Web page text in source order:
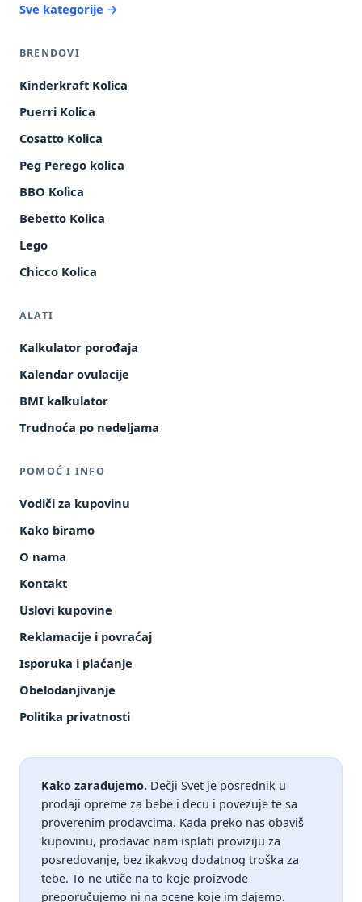
Sve kategorije →
BRENDOVI
Kinderkraft Kolica
Puerri Kolica
Cosatto Kolica
Peg Perego kolica
BBO Kolica
Bebetto Kolica
Lego
Chicco Kolica
ALATI
Kalkulator porođaja
Kalendar ovulacije
BMI kalkulator
Trudnoća po nedeljama
POMOĆ I INFO
Vodiči za kupovinu
Kako biramo
O nama
Kontakt
Uslovi kupovine
Reklamacije i povraćaj
Isporuka i plaćanje
Obelodanjivanje
Politika privatnosti
Kako zarađujemo. Dečji Svet je posrednik u
prodaji opreme za bebe i decu i povezuje te sa
proverenim prodavcima. Kada preko nas obaviš
kupovinu, prodavac nam isplati proviziju za
posredovanje, bez ikakvog dodatnog troška za
tebe. To ne utiče na to koje proizvode
preporučujemo ni na ocene koje im dajemo.